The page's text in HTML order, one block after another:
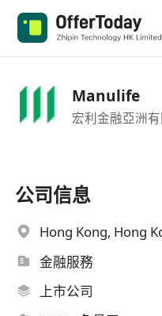
Manulife
宏利金融亞洲
公司信息
Hong Kong, Hong
金融服務
上市公司